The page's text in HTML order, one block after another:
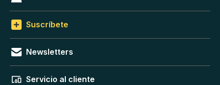
Suscríbete
Newsletters
Servicio al cliente